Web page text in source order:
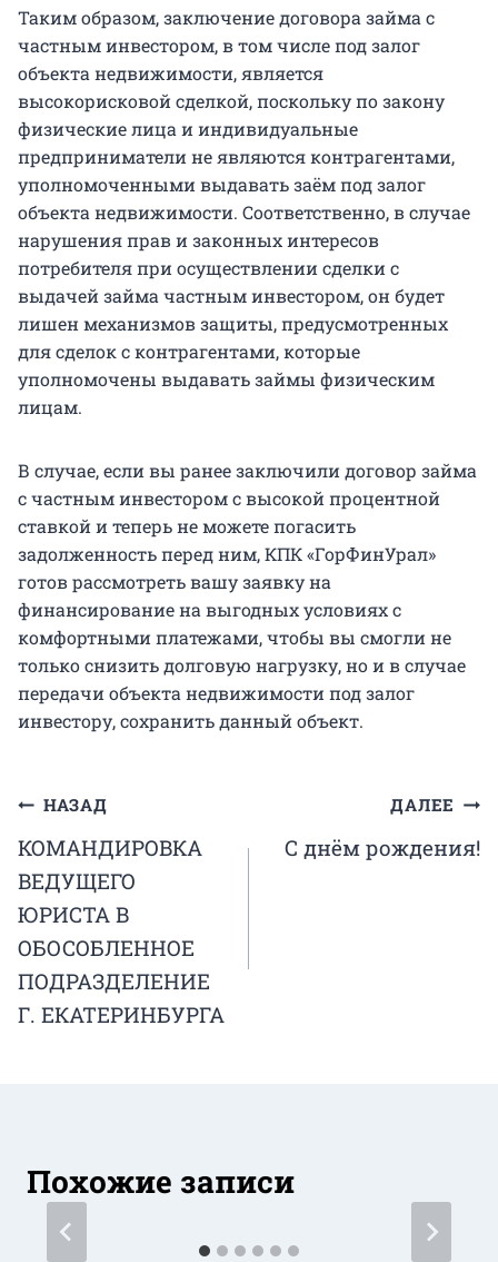
Таким образом, заключение договора займа с
частным инвестором, в том числе под залог
объекта недвижимости, является
высокорисковой сделкой, поскольку по закону
физические лица и индивидуальные
предприниматели не являются контрагентами,
уполномоченными выдавать заём под залог
объекта недвижимости. Соответственно, в случае
нарушения прав и законных интересов
потребителя при осуществлении сделки с
выдачей займа частным инвестором, он будет
лишен механизмов защиты, предусмотренных
для сделок с контрагентами, которые
уполномочены выдавать займы физическим
лицам.
В случае, если вы ранее заключили договор займа
с частным инвестором с высокой процентной
ставкой и теперь не можете погасить
задолженность перед ним, КПК «ГорФинУрал»
готов рассмотреть вашу заявку на
финансирование на выгодных условиях с
комфортными платежами, чтобы вы смогли не
только снизить долговую нагрузку, но и в случае
передачи объекта недвижимости под залог
инвестору, сохранить данный объект.
Навигация
по
записям
НАЗАД
КОМАНДИРОВКА
ВЕДУЩЕГО
ЮРИСТА В
ОБОСОБЛЕННОЕ
ПОДРАЗДЕЛЕНИЕ
Г. ЕКАТЕРИНБУРГА
ДАЛЕЕ
С днём рождения!
Похожие записи